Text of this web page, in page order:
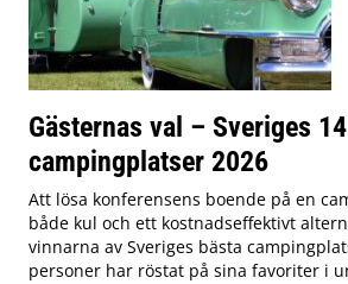
Gästernas val – Sveriges
campingplatser 2026
Att lösa konferensens boende på en
både kul och ett kostnadseffektivt
vinnarna av Sveriges bästa
personer har röstat på sina favoriter i